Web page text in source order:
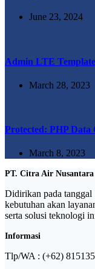
June 23, 2024
Admin LTE
March 28, 2023
Protected: PHP Data
March 8, 2023
PT. Citra Air
Didirikan pada tanggal
kebutuhan akan
serta solusi teknologi
Informasi
Tlp/WA : (+62)